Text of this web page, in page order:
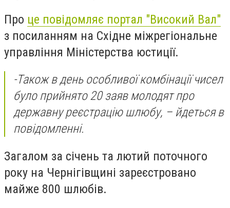
Про це повідомляє портал "Високий Вал"
з посиланням на Східне міжрегіональне
управління Міністерства юстиції.
-Також в день особливої комбінації чисел
було прийнято 20 заяв молодят про
державну реєстрацію шлюбу, – йдеться в
повідомленні.
Загалом за січень та лютий поточного
року на Чернігівщині зареєстровано
майже 800 шлюбів.